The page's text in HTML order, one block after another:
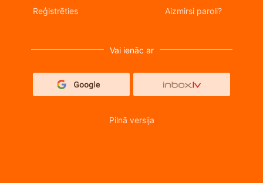
Reģistrēties Aizmirsi paroli?
Vai ienāc ar
Pilnā versija